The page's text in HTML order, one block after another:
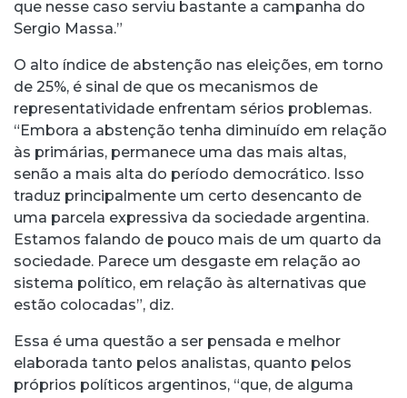
que nesse caso serviu bastante a campanha do
Sergio Massa.”
O alto índice de abstenção nas eleições, em torno
de 25%, é sinal de que os mecanismos de
representatividade enfrentam sérios problemas.
“Embora a abstenção tenha diminuído em relação
às primárias, permanece uma das mais altas,
senão a mais alta do período democrático. Isso
traduz principalmente um certo desencanto de
uma parcela expressiva da sociedade argentina.
Estamos falando de pouco mais de um quarto da
sociedade. Parece um desgaste em relação ao
sistema político, em relação às alternativas que
estão colocadas”, diz.
Essa é uma questão a ser pensada e melhor
elaborada tanto pelos analistas, quanto pelos
próprios políticos argentinos, “que, de alguma